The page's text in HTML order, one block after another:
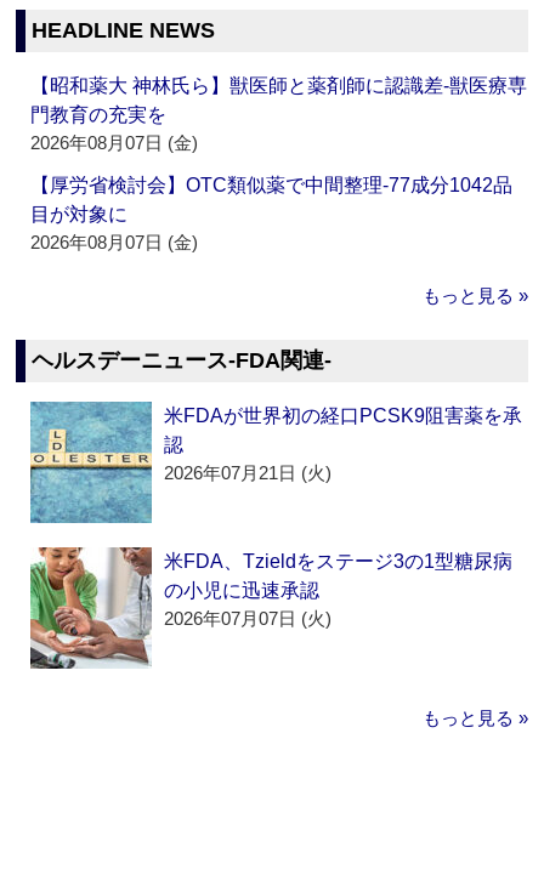
HEADLINE NEWS
【昭和薬大 神林氏ら】獣医師と薬剤師に認識差‐獣医療専
門教育の充実を
2026年08月07日 (金)
【厚労省検討会】OTC類似薬で中間整理‐77成分1042品
目が対象に
2026年08月07日 (金)
もっと見る »
ヘルスデーニュース‐FDA関連‐
米FDAが世界初の経口PCSK9阻害薬を承
認
2026年07月21日 (火)
米FDA、Tzieldをステージ3の1型糖尿病
の小児に迅速承認
2026年07月07日 (火)
もっと見る »